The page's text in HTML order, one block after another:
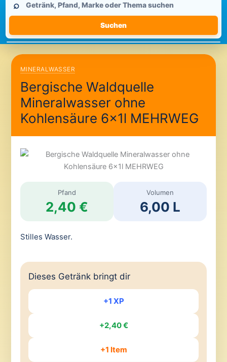
durchsuchen
⌕
Suchen
MINERALWASSER
Bergische Waldquelle
Mineralwasser ohne
Kohlensäure 6x1l MEHRWEG
Pfand
2,40 €
Volumen
6,00 L
Stilles Wasser.
Dieses Getränk bringt dir
+1 XP
+2,40 €
+1 Item